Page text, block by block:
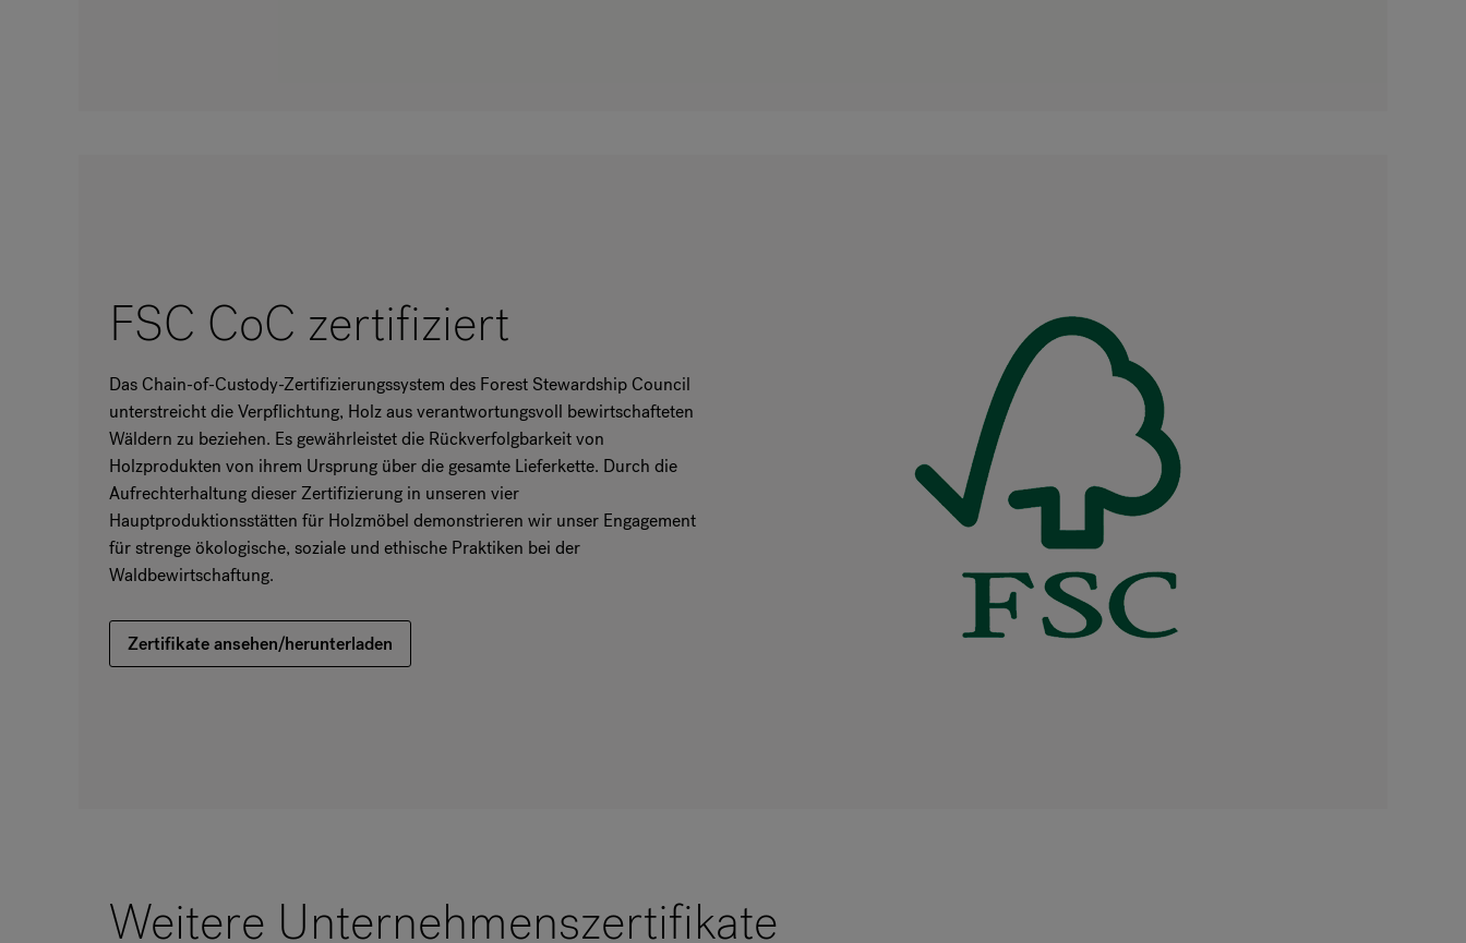
FSC CoC zertifiziert
Das Chain-of-Custody-Zertifizierungssystem des Forest Stewardship Council
unterstreicht die Verpflichtung, Holz aus verantwortungsvoll bewirtschafteten
Wäldern zu beziehen. Es gewährleistet die Rückverfolgbarkeit von
Holzprodukten von ihrem Ursprung über die gesamte Lieferkette. Durch die
Aufrechterhaltung dieser Zertifizierung in unseren vier
Hauptproduktionsstätten für Holzmöbel demonstrieren wir unser Engagement
für strenge ökologische, soziale und ethische Praktiken bei der
Waldbewirtschaftung.
Zertifikate ansehen/herunterladen
Weitere Unternehmenszertifikate